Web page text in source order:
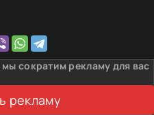
сократим рекламу для вас
рекламу